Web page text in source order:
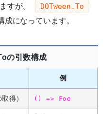
すが、 DOTween.To
になっています。
の引数構成
例
得） () => Foo